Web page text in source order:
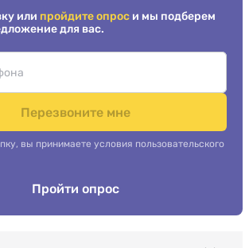
или пройдите опрос и мы подберем
для вас.
Перезвоните мне
вы принимаете условия пользовательского
Пройти опрос